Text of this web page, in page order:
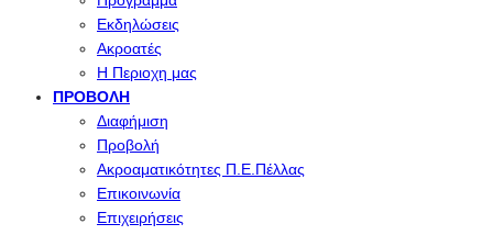
Εκδηλώσεις
Ακροατές
Η Περιοχη μας
ΠΡΟΒΟΛΉ
Διαφήμιση
Προβολή
Ακροαματικότητες Π.Ε.Πέλλας
Επικοινωνία
Επιχειρήσεις